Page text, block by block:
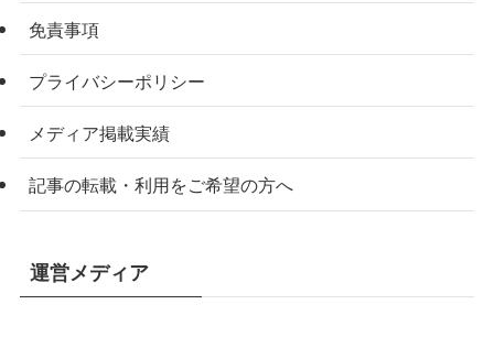
免責事項
プライバシーポリシー
メディア掲載実績
記事の転載・利用をご希望の方へ
運営メディア